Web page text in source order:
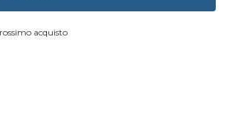
acquisto